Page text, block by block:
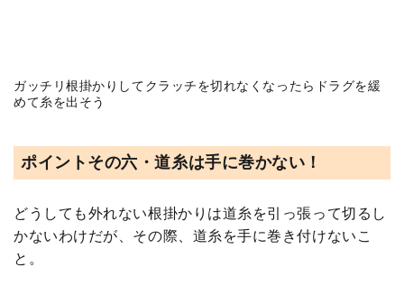
ガッチリ根掛かりしてクラッチを切れなくなったらドラグを緩
めて糸を出そう
ポイントその六・道糸は手に巻かない！
どうしても外れない根掛かりは道糸を引っ張って切るし
かないわけだが、その際、道糸を手に巻き付けないこ
と。